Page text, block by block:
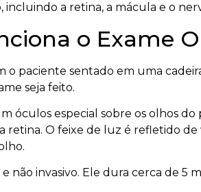
incluindo a retina, a mácula e o
o Exame
o paciente sentado em uma
seja feito.
óculos especial sobre os olhos
retina. O feixe de luz é refletido
não invasivo. Ele dura cerca de